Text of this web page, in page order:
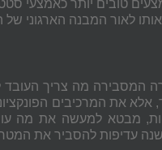
טובים יותר כאמצעי
לאור המבנה הארגוני של
המסבירה מה צריך
את המרכיבים
מבטא למעשה את מה
עדיפות להסביר את